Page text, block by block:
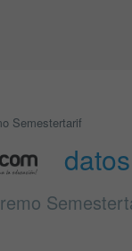
Semestertarif